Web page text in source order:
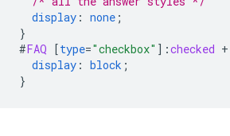
display : none ;
}
#FAQ [type="checkbox" ] :checked +
display : block ;
}